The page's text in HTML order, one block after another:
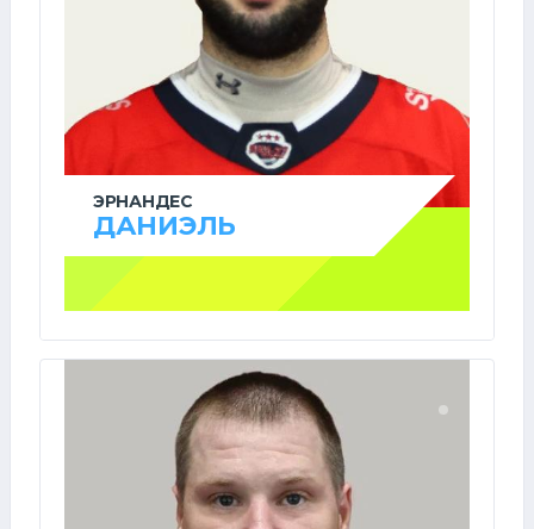
ЭРНАНДЕС
ДАНИЭЛЬ